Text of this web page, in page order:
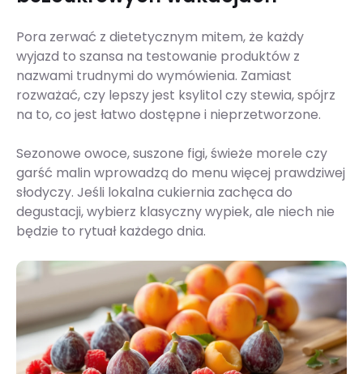
Pora zerwać z dietetycznym mitem, że każdy
wyjazd to szansa na testowanie produktów z
nazwami trudnymi do wymówienia. Zamiast
rozważać, czy lepszy jest ksylitol czy stewia, spójrz
na to, co jest łatwo dostępne i nieprzetworzone.
Sezonowe owoce, suszone figi, świeże morele czy
garść malin wprowadzą do menu więcej prawdziwej
słodyczy. Jeśli lokalna cukiernia zachęca do
degustacji, wybierz klasyczny wypiek, ale niech nie
będzie to rytuał każdego dnia.